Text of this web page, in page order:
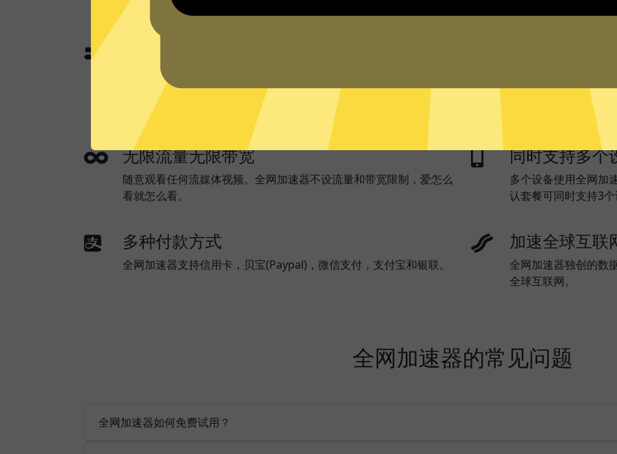
查询，以及任何可以用于识别跟踪您的信息。
全网加速器独有的分流模式会智能判断需要加速的网络流量，并为其
使用加速功能；不需要加速的本地流量，比如百度或者美团，则使用
本地网络来优化网速。全局模式则所有流量都走全网加速器。
硬盘内。无硬盘服
无限流量无限带宽
随意观看任何流媒体视频。全网加速器不设流量和带宽限制，爱怎么
看就怎么看。
同时支持多个
多个设备使用全网加
认套餐可同时支持3
多种付款方式
全网加速器支持信用卡，贝宝(Paypal)，微信支付，支付宝和银联。
加速全球互联
全网加速器独创的数
全球互联网。
全网加速器的常见问题
全网加速器如何免费试用？